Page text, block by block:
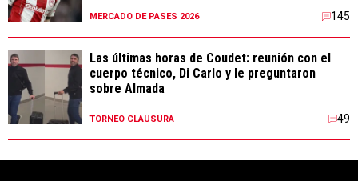
MERCADO DE PASES 2026 145
Las últimas horas de Coudet: reunión con el
cuerpo técnico, Di Carlo y le preguntaron
sobre Almada
TORNEO CLAUSURA 49